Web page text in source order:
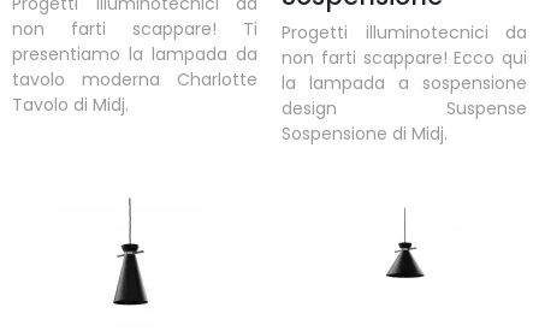
non farti scappare! Ti
presentiamo la lampada da
tavolo moderna Charlotte
Tavolo di Midj.
Progetti illuminotecnici da
non farti scappare! Ecco qui
la lampada a sospensione
design Suspense
Sospensione di Midj.